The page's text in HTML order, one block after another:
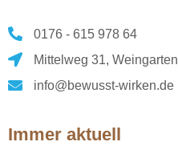
0176 - 615 978 64
Mittelweg 31, Weingarten
info@bewusst-wirken.de
Immer aktuell